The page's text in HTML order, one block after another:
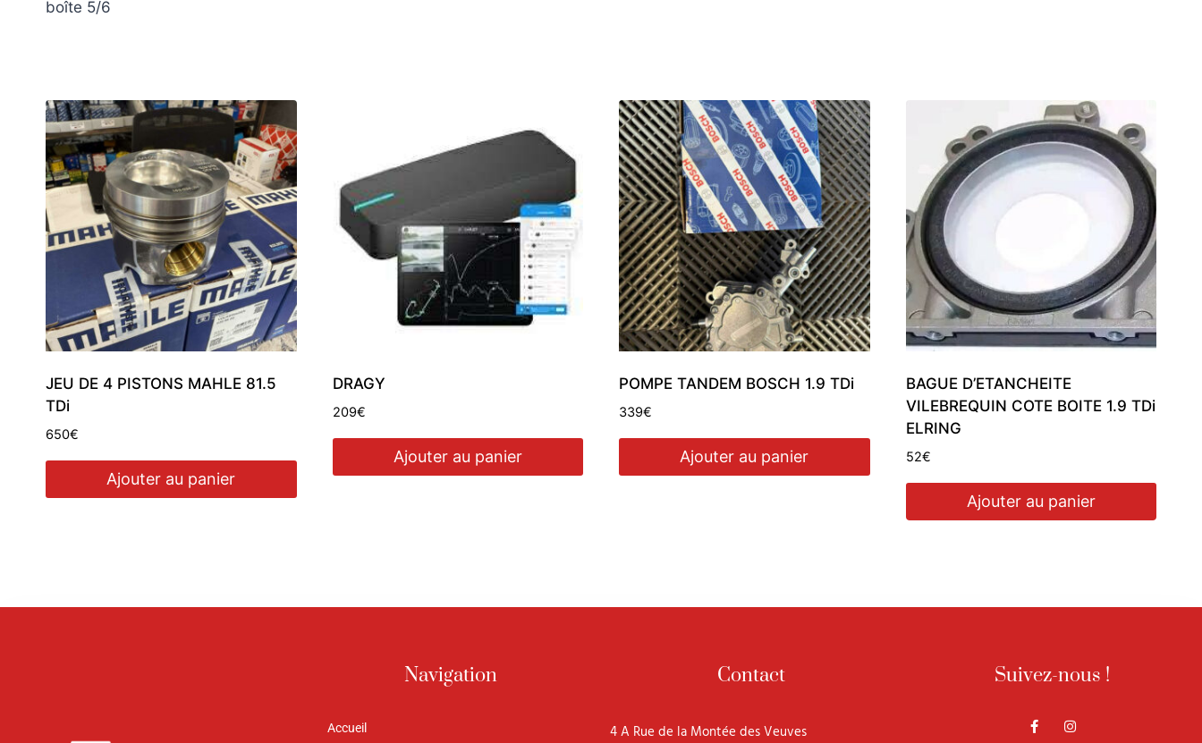
boîte 5/6
JEU DE 4 PISTONS MAHLE 81.5
TDi
650€
Ajouter au panier
DRAGY
209€
Ajouter au panier
POMPE TANDEM BOSCH 1.9 TDi
339€
Ajouter au panier
BAGUE D’ETANCHEITE
VILEBREQUIN COTE BOITE 1.9 TDi
ELRING
52€
Ajouter au panier
Navigation
Accueil
Contact
4 A Rue de la Montée des Veuves
Suivez-nous !